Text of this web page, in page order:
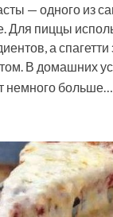
— одного из
Для пиццы
а
В домашних
немного больше…